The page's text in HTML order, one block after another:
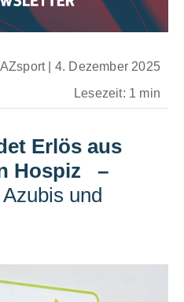
4. Dezember 2025
Lesezeit: 1 min
Erlös aus
Hospiz
–
und